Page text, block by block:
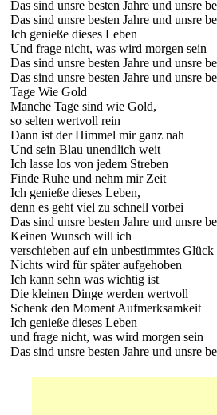
Das sind unsre besten Jahre und unsre
Das sind unsre besten Jahre und unsre
Ich genieße dieses Leben
Und frage nicht, was wird morgen sein
Das sind unsre besten Jahre und unsre
Das sind unsre besten Jahre und unsre
Tage Wie Gold
Manche Tage sind wie Gold,
so selten wertvoll rein
Dann ist der Himmel mir ganz nah
Und sein Blau unendlich weit
Ich lasse los von jedem Streben
Finde Ruhe und nehm mir Zeit
Ich genieße dieses Leben,
denn es geht viel zu schnell vorbei
Das sind unsre besten Jahre und unsre
Keinen Wunsch will ich
verschieben auf ein unbestimmtes Glück
Nichts wird für später aufgehoben
Ich kann sehn was wichtig ist
Die kleinen Dinge werden wertvoll
Schenk den Moment Aufmerksamkeit
Ich genieße dieses Leben
und frage nicht, was wird morgen sein
Das sind unsre besten Jahre und unsre